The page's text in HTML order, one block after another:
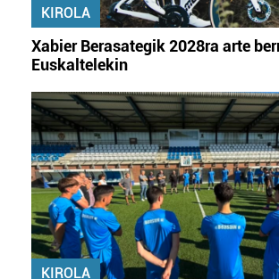
KIROLA
Xabier Berasategik 2028ra arte
Euskaltelekin
KIROLA